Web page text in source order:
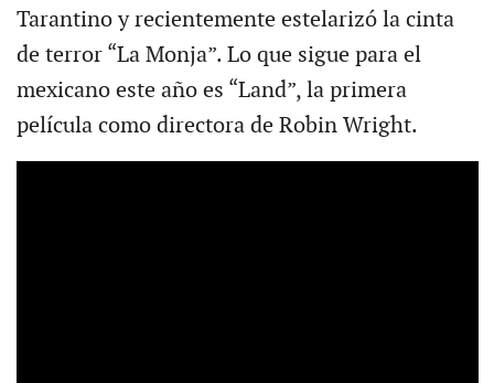
Tarantino y recientemente estelarizó la cinta
de terror “La Monja”. Lo que sigue para el
mexicano este año es “Land”, la primera
película como directora de Robin Wright.